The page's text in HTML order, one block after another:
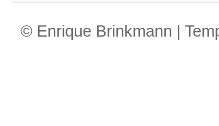
© Enrique Brinkmann |